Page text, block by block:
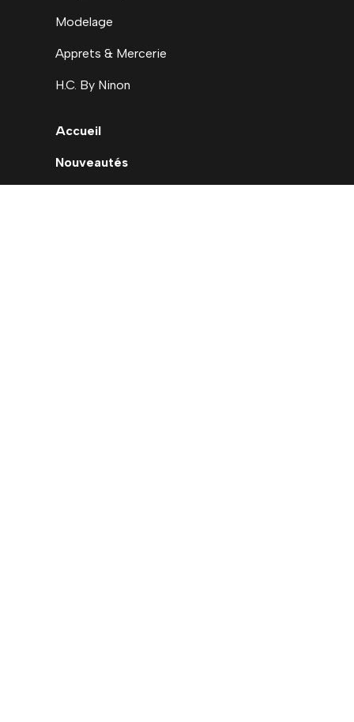
Modelage
Apprets & Mercerie
H.C. By Ninon
Accueil
Nouveautés